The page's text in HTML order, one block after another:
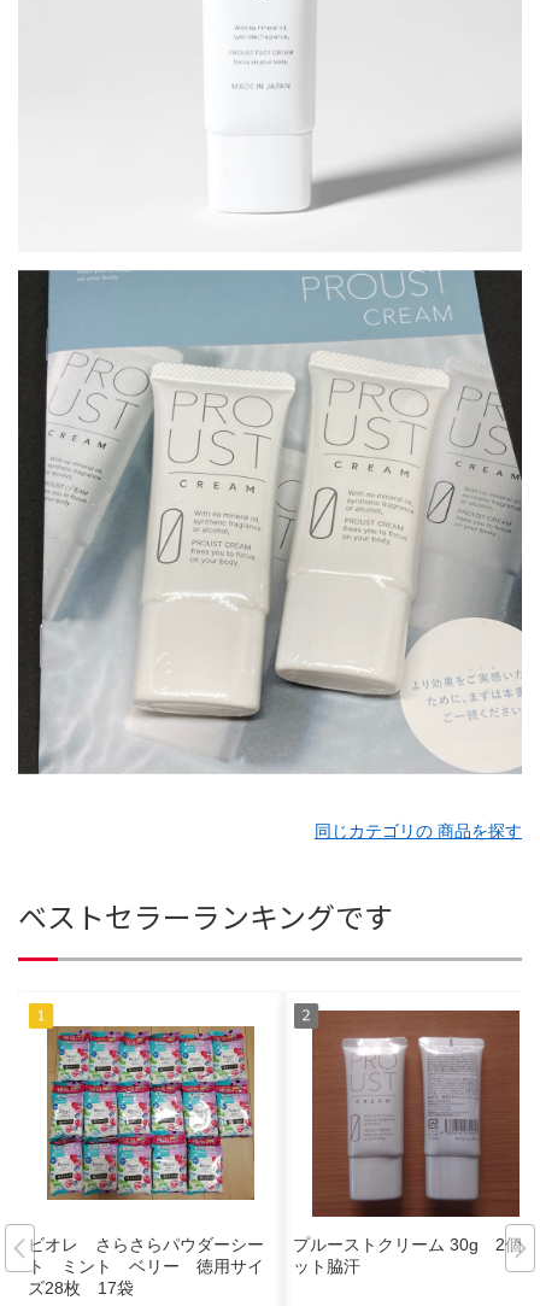
同じカテゴリの 商品を探す
ベストセラーランキングです
ビオレ さらさらパウダーシー
ト ミント ベリー 徳用サイ
ズ28枚 17袋
プルーストクリーム 30g 2個セ
ット脇汗